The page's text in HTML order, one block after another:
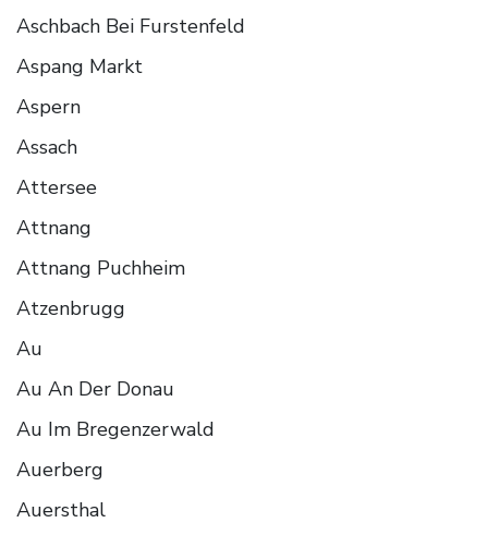
Aschbach Bei Furstenfeld
Aspang Markt
Aspern
Assach
Attersee
Attnang
Attnang Puchheim
Atzenbrugg
Au
Au An Der Donau
Au Im Bregenzerwald
Auerberg
Auersthal